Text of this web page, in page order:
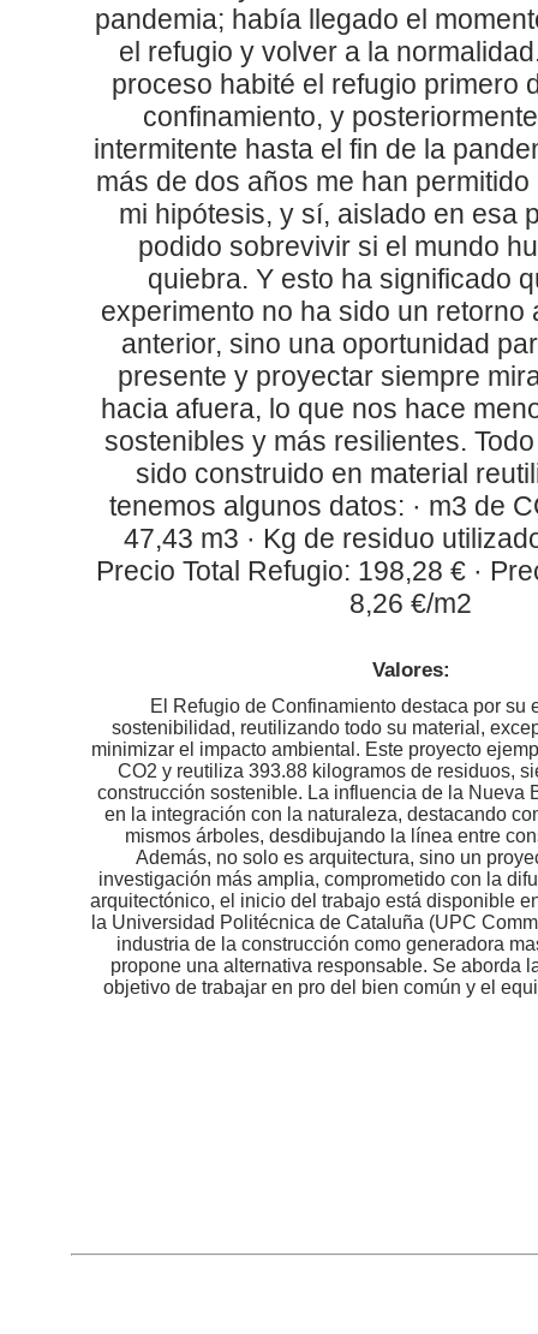
pandemia; había llegado el
el refugio y volver a la
proceso habité el refugio primero
confinamiento, y
intermitente hasta el fin de la
más de dos años me han
mi hipótesis, y sí, aislado en esa
podido sobrevivir si el mundo
quiebra. Y esto ha significado
experimento no ha sido un retorno
anterior, sino una oportunidad
presente y proyectar siempre
hacia afuera, lo que nos hace
sostenibles y más resilientes.
sido construido en material
tenemos algunos datos: · m3 de
47,43 m3 · Kg de residuo
Precio Total Refugio: 198,28 € ·
8,26 €/m2
Valores:
El Refugio de Confinamiento destaca por su
sostenibilidad, reutilizando todo su material,
minimizar el impacto ambiental. Este proyecto
CO2 y reutiliza 393.88 kilogramos de residuos,
construcción sostenible. La influencia de la Nueva
en la integración con la naturaleza, destacando
mismos árboles, desdibujando la línea entre
Además, no solo es arquitectura, sino un
investigación más amplia, comprometido con la
arquitectónico, el inicio del trabajo está disponible
la Universidad Politécnica de Cataluña (UPC
industria de la construcción como generadora
propone una alternativa responsable. Se aborda
objetivo de trabajar en pro del bien común y el